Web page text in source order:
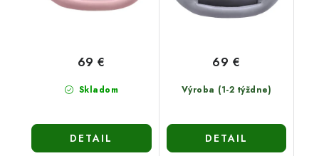
Skladom
69 €
DETAIL
Výroba (1-2 týždne)
69 €
DETAIL